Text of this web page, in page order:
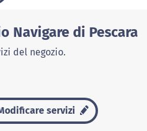
Navigare di Pescara
del negozio.
servizi